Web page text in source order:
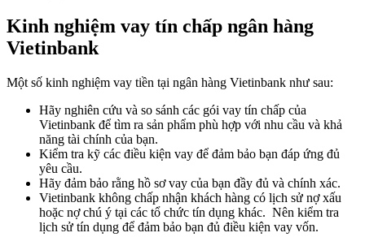
Kinh nghiệm vay tín chấp ngân hàng
Vietinbank
Một số kinh nghiệm vay tiền tại ngân hàng Vietinbank như sau:
Hãy nghiên cứu và so sánh các gói vay tín chấp của
Vietinbank để tìm ra sản phẩm phù hợp với nhu cầu và khả
năng tài chính của bạn.
Kiểm tra kỹ các điều kiện vay để đảm bảo bạn đáp ứng đủ
yêu cầu.
Hãy đảm bảo rằng hồ sơ vay của bạn đầy đủ và chính xác.
Vietinbank không chấp nhận khách hàng có lịch sử nợ xấu
hoặc nợ chú ý tại các tổ chức tín dụng khác. Nên kiểm tra
lịch sử tín dụng để đảm bảo bạn đủ điều kiện vay vốn.